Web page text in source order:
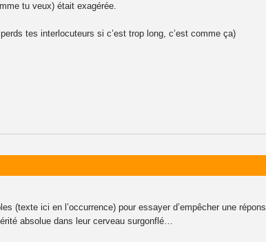
tu veux) était exagérée.
tes interlocuteurs si c’est trop long, c’est comme ça)
(texte ici en l’occurrence) pour essayer d’empêcher une
absolue dans leur cerveau surgonflé…